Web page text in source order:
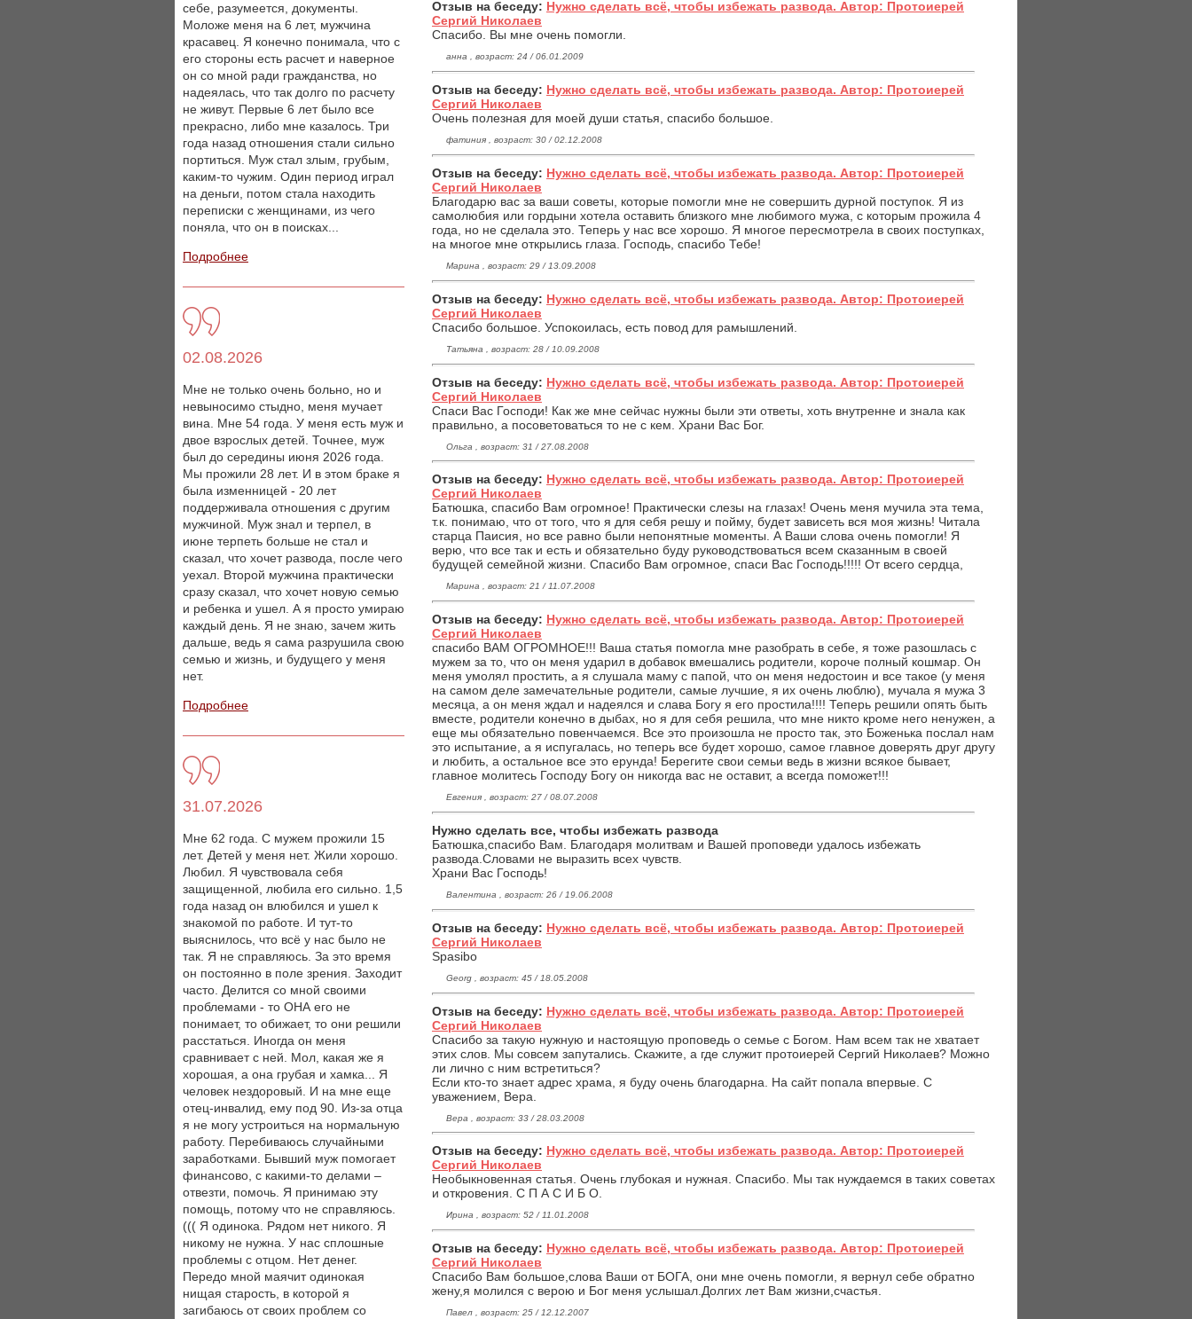
Отзыв на беседу: Нужно сделать всё, чтобы избежать развода. Автор: Протоиерей
Сергий Николаев
Спасибо. Вы мне очень помогли.
анна , возраст: 24 / 06.01.2009
Отзыв на беседу: Нужно сделать всё, чтобы избежать развода. Автор: Протоиерей
Сергий Николаев
Очень полезная для моей души статья, спасибо большое.
фатиния , возраст: 30 / 02.12.2008
Отзыв на беседу: Нужно сделать всё, чтобы избежать развода. Автор: Протоиерей
Сергий Николаев
Благодарю вас за ваши советы, которые помогли мне не совершить дурной поступок. Я из
самолюбия или гордыни хотела оставить близкого мне любимого мужа, с которым прожила 4
года, но не сделала это. Теперь у нас все хорошо. Я многое пересмотрела в своих поступках,
на многое мне открылись глаза. Господь, спасибо Тебе!
Марина , возраст: 29 / 13.09.2008
Отзыв на беседу: Нужно сделать всё, чтобы избежать развода. Автор: Протоиерей
Сергий Николаев
Спасибо большое. Успокоилась, есть повод для рамышлений.
Татьяна , возраст: 28 / 10.09.2008
Отзыв на беседу: Нужно сделать всё, чтобы избежать развода. Автор: Протоиерей
Сергий Николаев
Спаси Вас Господи! Как же мне сейчас нужны были эти ответы, хоть внутренне и знала как
правильно, а посоветоваться то не с кем. Храни Вас Бог.
Ольга , возраст: 31 / 27.08.2008
Отзыв на беседу: Нужно сделать всё, чтобы избежать развода. Автор: Протоиерей
Сергий Николаев
Батюшка, спасибо Вам огромное! Практически слезы на глазах! Очень меня мучила эта тема,
т.к. понимаю, что от того, что я для себя решу и пойму, будет зависеть вся моя жизнь! Читала
старца Паисия, но все равно были непонятные моменты. А Ваши слова очень помогли! Я
верю, что все так и есть и обязательно буду руководствоваться всем сказанным в своей
будущей семейной жизни. Спасибо Вам огромное, спаси Вас Господь!!!!! От всего сердца,
Марина , возраст: 21 / 11.07.2008
Отзыв на беседу: Нужно сделать всё, чтобы избежать развода. Автор: Протоиерей
Сергий Николаев
спасибо ВАМ ОГРОМНОЕ!!! Ваша статья помогла мне разобрать в себе, я тоже разошлась с
мужем за то, что он меня ударил в добавок вмешались родители, короче полный кошмар. Он
меня умолял простить, а я слушала маму с папой, что он меня недостоин и все такое (у меня
на самом деле замечательные родители, самые лучшие, я их очень люблю), мучала я мужа 3
месяца, а он меня ждал и надеялся и слава Богу я его простила!!!! Теперь решили опять быть
вместе, родители конечно в дыбах, но я для себя решила, что мне никто кроме него ненужен, а
еще мы обязательно повенчаемся. Все это произошла не просто так, это Боженька послал нам
это испытание, а я испугалась, но теперь все будет хорошо, самое главное доверять друг другу
и любить, а остальное все это ерунда! Берегите свои семьи ведь в жизни всякое бывает,
главное молитесь Господу Богу он никогда вас не оставит, а всегда поможет!!!
Евгения , возраст: 27 / 08.07.2008
Нужно сделать все, чтобы избежать развода
Батюшка,спасибо Вам. Благодаря молитвам и Вашей проповеди удалось избежать
развода.Словами не выразить всех чувств.
Храни Вас Господь!
Валентина , возраст: 26 / 19.06.2008
Отзыв на беседу: Нужно сделать всё, чтобы избежать развода. Автор: Протоиерей
Сергий Николаев
Spasibo
Georg , возраст: 45 / 18.05.2008
Отзыв на беседу: Нужно сделать всё, чтобы избежать развода. Автор: Протоиерей
Сергий Николаев
Спасибо за такую нужную и настоящую проповедь о семье с Богом. Нам всем так не хватает
этих слов. Мы совсем запутались. Скажите, а где служит протоиерей Сергий Николаев? Можно
ли лично с ним встретиться?
Если кто-то знает адрес храма, я буду очень благодарна. На сайт попала впервые. С
уважением, Вера.
Вера , возраст: 33 / 28.03.2008
Отзыв на беседу: Нужно сделать всё, чтобы избежать развода. Автор: Протоиерей
Сергий Николаев
Необыкновенная статья. Очень глубокая и нужная. Спасибо. Мы так нуждаемся в таких советах
и откровения. С П А С И Б О.
Ирина , возраст: 52 / 11.01.2008
Отзыв на беседу: Нужно сделать всё, чтобы избежать развода. Автор: Протоиерей
Сергий Николаев
Спасибо Вам большое,слова Ваши от БОГА, они мне очень помогли, я вернул себе обратно
жену,я молился с верою и Бог меня услышал.Долгих лет Вам жизни,счастья.
Павел , возраст: 25 / 12.12.2007
себе, разумеется, документы.
Моложе меня на 6 лет, мужчина
красавец. Я конечно понимала, что с
его стороны есть расчет и наверное
он со мной ради гражданства, но
надеялась, что так долго по расчету
не живут. Первые 6 лет было все
прекрасно, либо мне казалось. Три
года назад отношения стали сильно
портиться. Муж стал злым, грубым,
каким-то чужим. Один период играл
на деньги, потом стала находить
переписки с женщинами, из чего
поняла, что он в поисках...
Подробнее
02.08.2026
Мне не только очень больно, но и
невыносимо стыдно, меня мучает
вина. Мне 54 года. У меня есть муж и
двое взрослых детей. Точнее, муж
был до середины июня 2026 года.
Мы прожили 28 лет. И в этом браке я
была изменницей - 20 лет
поддерживала отношения с другим
мужчиной. Муж знал и терпел, в
июне терпеть больше не стал и
сказал, что хочет развода, после чего
уехал. Второй мужчина практически
сразу сказал, что хочет новую семью
и ребенка и ушел. А я просто умираю
каждый день. Я не знаю, зачем жить
дальше, ведь я сама разрушила свою
семью и жизнь, и будущего у меня
нет.
Подробнее
31.07.2026
Мне 62 года. С мужем прожили 15
лет. Детей у меня нет. Жили хорошо.
Любил. Я чувствовала себя
защищенной, любила его сильно. 1,5
года назад он влюбился и ушел к
знакомой по работе. И тут-то
выяснилось, что всё у нас было не
так. Я не справляюсь. За это время
он постоянно в поле зрения. Заходит
часто. Делится со мной своими
проблемами - то ОНА его не
понимает, то обижает, то они решили
расстаться. Иногда он меня
сравнивает с ней. Мол, какая же я
хорошая, а она грубая и хамка... Я
человек нездоровый. И на мне еще
отец-инвалид, ему под 90. Из-за отца
я не могу устроиться на нормальную
работу. Перебиваюсь случайными
заработками. Бывший муж помогает
финансово, с какими-то делами –
отвезти, помочь. Я принимаю эту
помощь, потому что не справляюсь.
((( Я одинока. Рядом нет никого. Я
никому не нужна. У нас сплошные
проблемы с отцом. Нет денег.
Передо мной маячит одинокая
нищая старость, в которой я
загибаюсь от своих проблем со